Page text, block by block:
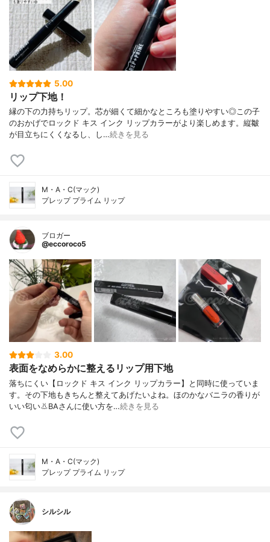
5.00
リップ下地！
縁の下の力持ちリップ。芯が細くて細かなところも塗りやすい◎この子
のおかげでロックド キス インク リップカラーがより楽しめます。縦皺
が目立ちにくくなるし、し…続きを見る
M・A・C(マック)
プレップ プライム リップ
ブロガー
@eccoroco5
3.00
表面をなめらかに整えるリップ用下地
落ちにくい【ロックド キス インク リップカラー】と同時に使っていま
す。その下地もきちんと整えてあげたいよね。ほのかなバニラの香りが
いい匂い👃BAさんに使い方を…続きを見る
M・A・C(マック)
プレップ プライム リップ
シルシル